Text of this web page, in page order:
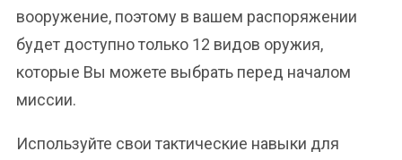
вооружение, поэтому в вашем распоряжении
будет доступно только 12 видов оружия,
которые Вы можете выбрать перед началом
миссии.
Используйте свои тактические навыки для